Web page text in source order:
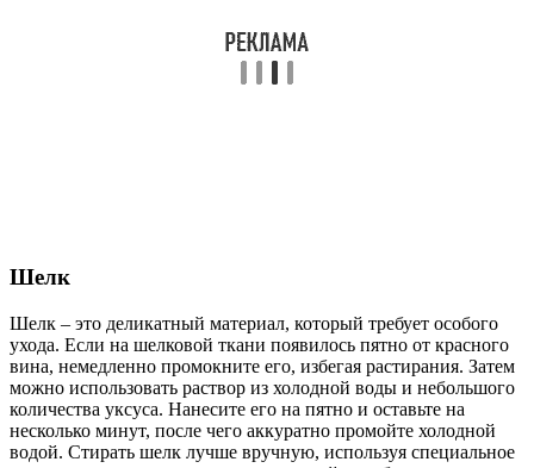
Шелк
Шелк – это деликатный материал, который требует особого
ухода. Если на шелковой ткани появилось пятно от красного
вина, немедленно промокните его, избегая растирания. Затем
можно использовать раствор из холодной воды и небольшого
количества уксуса. Нанесите его на пятно и оставьте на
несколько минут, после чего аккуратно промойте холодной
водой. Стирать шелк лучше вручную, используя специальное